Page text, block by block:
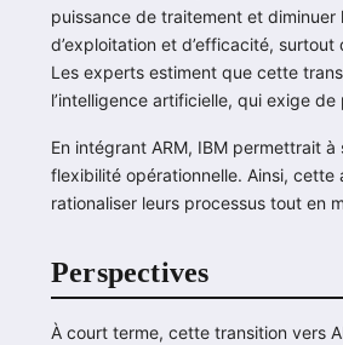
puissance de traitement et diminuer
d’exploitation et d’efficacité,
Les experts estiment que cette
l’intelligence artificielle, qui exige
En intégrant ARM, IBM permettrait
flexibilité opérationnelle. Ainsi,
rationaliser leurs processus tout en
Perspectives
À court terme, cette transition vers